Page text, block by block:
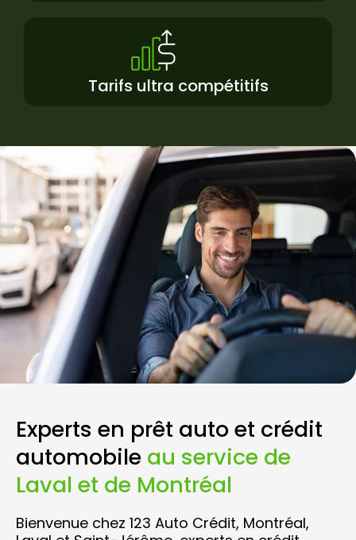
Tarifs ultra compétitifs
Experts en prêt auto et crédit
automobile au service de
Laval et de Montréal
Bienvenue chez 123 Auto Crédit, Montréal,